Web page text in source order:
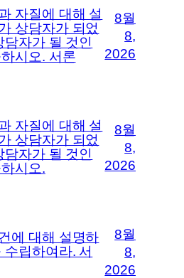
자질에 대해 설
상담자가 되었
자가 될 것인
시오. 서론
8월
8,
2026
자질에 대해 설
상담자가 되었
자가 될 것인
시오.
8월
8,
2026
에 대해 설명하
수립하여라. 서
8월
8,
2026